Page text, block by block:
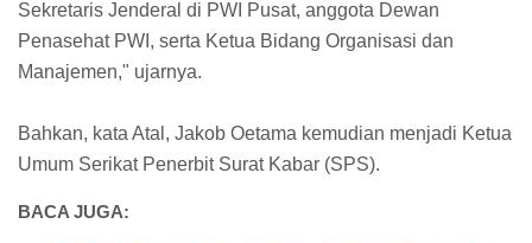
Sekretaris Jenderal di PWI Pusat, anggota Dewan
Penasehat PWI, serta Ketua Bidang Organisasi dan
Manajemen," ujarnya.
Bahkan, kata Atal, Jakob Oetama kemudian menjadi Ketua
Umum Serikat Penerbit Surat Kabar (SPS).
BACA JUGA: